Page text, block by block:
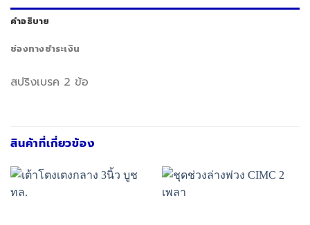
คำอธิบาย
ช่องทางชำระเงิน
สปริงเบรค 2 ข้อ
สินค้าที่เกี่ยวข้อง